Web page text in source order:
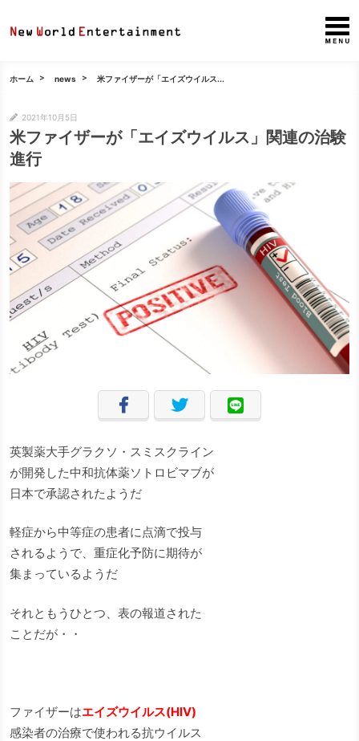
ホーム news 米ファイザーが「エイズウイルス...
2021年10月5日
米ファイザーが「エイズウイルス」関連の治験
進行
英製薬大手グラクソ・スミスクライン
が開発した中和抗体薬ソトロビマブが
日本で承認されたようだ
軽症から中等症の患者に点滴で投与
されるようで、重症化予防に期待が
集まっているようだ
それともうひとつ、表の報道された
ことだが・・
ファイザーはエイズウイルス(HIV)
感染者の治療で使われる抗ウイルス